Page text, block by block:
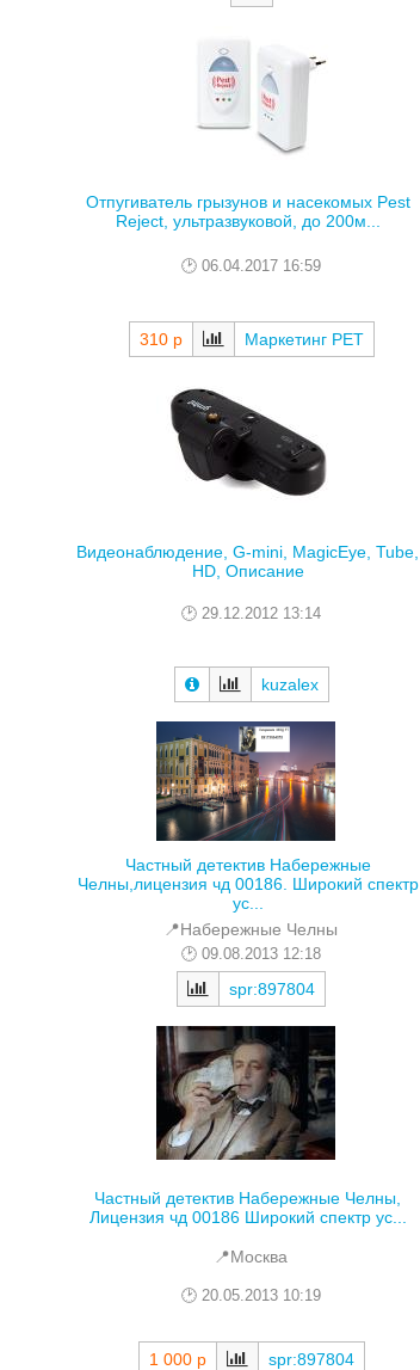
Отпугиватель грызунов и насекомых Pest
Reject, ультразвуковой, до 200м...
06.04.2017 16:59
310 р Маркетинг РЕТ
Видеонаблюдение, G-mini, MagicEye, Tube,
HD, Описание
29.12.2012 13:14
kuzalex
Частный детектив Набережные
Челны,лицензия чд 00186. Широкий спектр
ус...
📍Набережные Челны
09.08.2013 12:18
spr:897804
Частный детектив Набережные Челны,
Лицензия чд 00186 Широкий спектр ус...
📍Москва
20.05.2013 10:19
1 000 р spr:897804